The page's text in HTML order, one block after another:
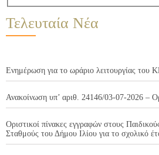
Τελευταία Νέα
Ενημέρωση για το ωράριο λειτουργίας του
Ανακοίνωση υπ’ αριθ. 24146/03-07-2026 –
Οριστικοί πίνακες εγγραφών στους
Σταθμούς του Δήμου Ιλίου για το σχολικό